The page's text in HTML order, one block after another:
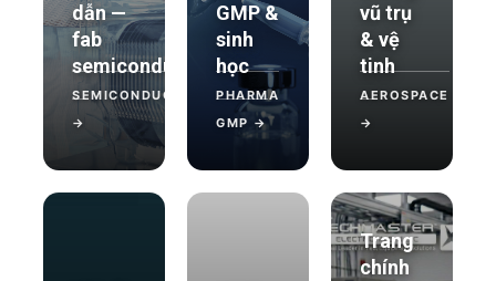
dẫn —
fab
semiconductor
SEMICONDUCTOR
→
GMP &
sinh
học
PHARMA
GMP →
vũ trụ
& vệ
tinh
AEROSPACE
→
Trang
chính